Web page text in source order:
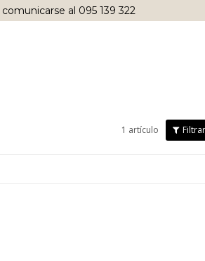
comunicarse al 095 139 322
1 artículo